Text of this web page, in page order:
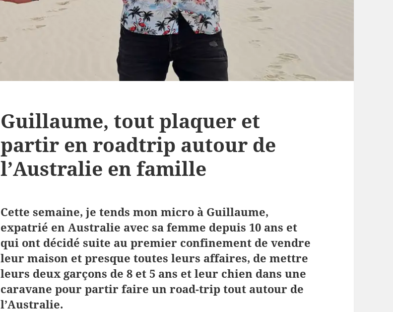
Guillaume, tout plaquer et
partir en roadtrip autour de
l’Australie en famille
Cette semaine, je tends mon micro à Guillaume,
expatrié en Australie avec sa femme depuis 10 ans et
qui ont décidé suite au premier confinement de vendre
leur maison et presque toutes leurs affaires, de mettre
leurs deux garçons de 8 et 5 ans et leur chien dans une
caravane pour partir faire un road-trip tout autour de
l’Australie.